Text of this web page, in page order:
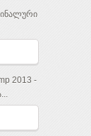
2013 -